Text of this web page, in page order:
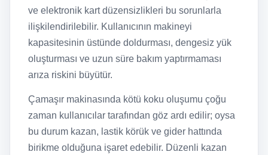
ve elektronik kart düzensizlikleri bu sorunlarla
ilişkilendirilebilir. Kullanıcının makineyi
kapasitesinin üstünde doldurması, dengesiz yük
oluşturması ve uzun süre bakım yaptırmaması
arıza riskini büyütür.
Çamaşır makinasında kötü koku oluşumu çoğu
zaman kullanıcılar tarafından göz ardı edilir; oysa
bu durum kazan, lastik körük ve gider hattında
birikme olduğuna işaret edebilir. Düzenli kazan